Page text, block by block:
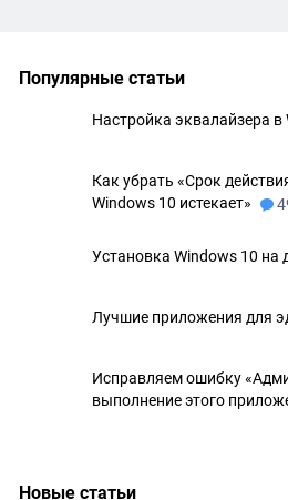
Популярные статьи
Настройка эквалайзера в
Как убрать «Срок
Windows 10 истекает»
Установка Windows 10 на
Лучшие приложения для
Исправляем ошибку
выполнение этого
Новые статьи